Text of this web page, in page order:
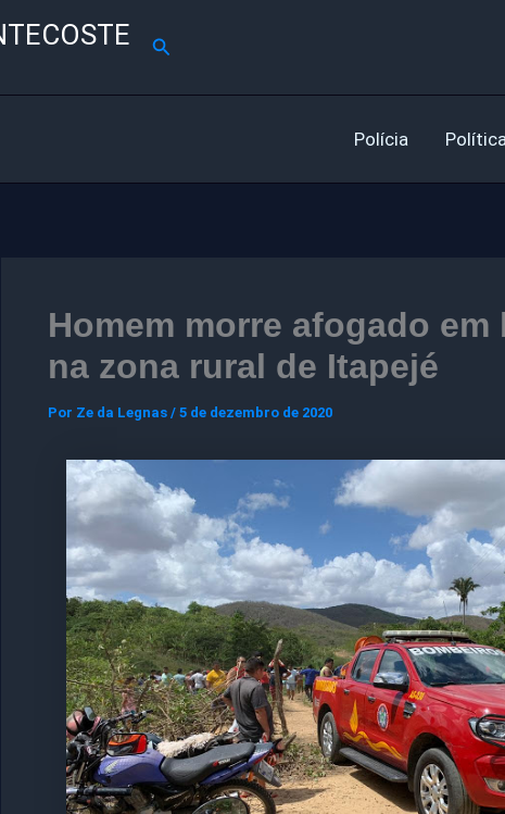
Pesquisar
Polícia
Homem morre afogado em
na zona rural de Itapejé
Por Ze da Legnas / 5 de dezembro de 2020